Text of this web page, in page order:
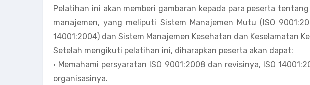
Pelatihan ini akan memberi gambaran kepada para peserta
manajemen, yang meliputi Sistem Manajemen Mutu (ISO
14001:2004) dan Sistem Manajemen Kesehatan dan Keselamatan
Setelah mengikuti pelatihan ini, diharapkan peserta akan dapat:
• Memahami persyaratan ISO 9001:2008 dan revisinya, ISO
organisasinya.